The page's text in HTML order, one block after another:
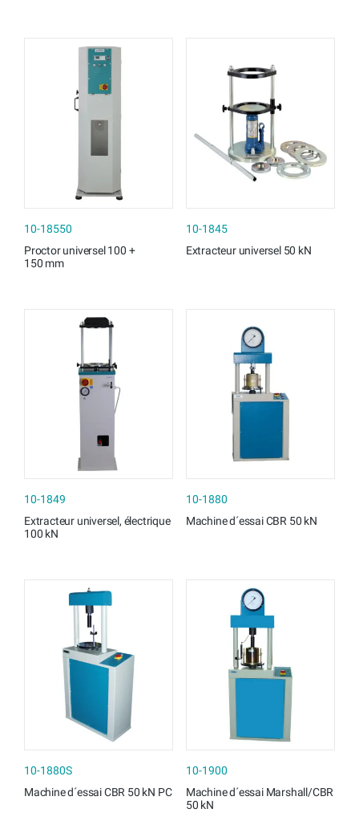
10-18550
Proctor universel 100 +
150 mm
10-1845
Extracteur universel 50 kN
10-1849
Extracteur universel, électrique
100 kN
10-1880
Machine d´essai CBR 50 kN
10-1880S
Machine d´essai CBR 50 kN PC
10-1900
Machine d´essai Marshall/CBR
50 kN